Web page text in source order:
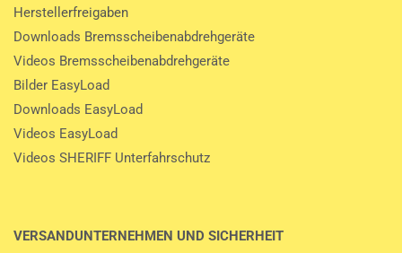
Herstellerfreigaben
Downloads Bremsscheibenabdrehgeräte
Videos Bremsscheibenabdrehgeräte
Bilder EasyLoad
Downloads EasyLoad
Videos EasyLoad
Videos SHERIFF Unterfahrschutz
VERSANDUNTERNEHMEN UND SICHERHEIT